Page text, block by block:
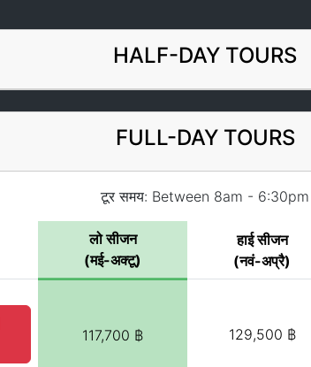
HALF-DAY TOURS
FULL-DAY TOURS
टूर समय: Between 8am - 6:30pm
लो सीजन
(मई-अक्टू)
हाई सीजन
(नवं-अप्रै)
117,700 ฿ 129,500 ฿